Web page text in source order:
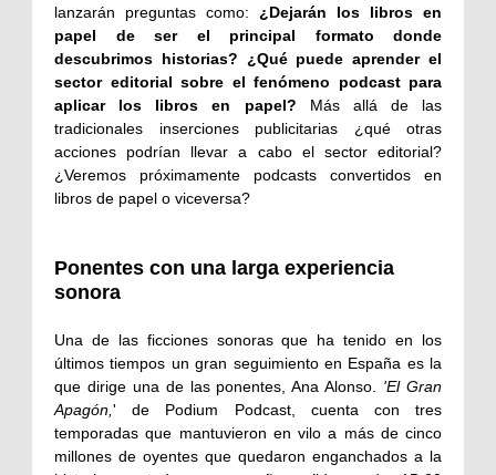
lanzarán preguntas como: ¿Dejarán los libros en
papel de ser el principal formato donde
descubrimos historias? ¿Qué puede aprender el
sector editorial sobre el fenómeno podcast para
aplicar los libros en papel? Más allá de las
tradicionales inserciones publicitarias ¿qué otras
acciones podrían llevar a cabo el sector editorial?
¿Veremos próximamente podcasts convertidos en
libros de papel o viceversa?
Ponentes con una larga experiencia
sonora
Una de las ficciones sonoras que ha tenido en los
últimos tiempos un gran seguimiento en España es la
que dirige una de las ponentes, Ana Alonso. 'El Gran
Apagón,' de Podium Podcast, cuenta con tres
temporadas que mantuvieron en vilo a más de cinco
millones de oyentes que quedaron enganchados a la